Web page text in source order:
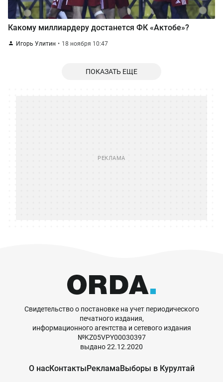
Какому миллиардеру достанется ФК «Актобе»?
Игорь Улитин 18 ноября 10:47
ПОКАЗАТЬ ЕЩЕ
Свидетельство о постановке на учет периодического
печатного издания,
информационного агентства и сетевого издания
№KZ05VPY00030397
выдано 22.12.2020
О насКонтактыРекламаВыборы в Курултай